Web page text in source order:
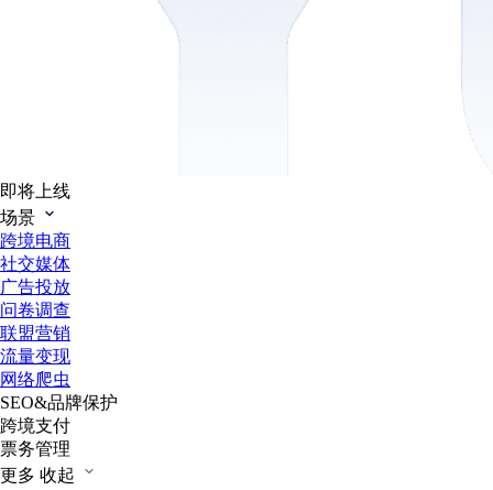
即将上线
场景
跨境电商
社交媒体
广告投放
问卷调查
联盟营销
流量变现
网络爬虫
SEO&品牌保护
跨境支付
票务管理
更多 收起